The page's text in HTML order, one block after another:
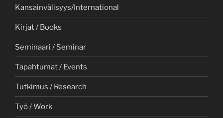
Kansainvälisyys/International
Kirjat / Books
Seminaari / Seminar
Tapahtumat / Events
Tutkimus / Research
Työ / Work